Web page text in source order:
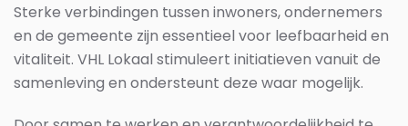
Sterke verbindingen tussen inwoners, ondernemers
en de gemeente zijn essentieel voor leefbaarheid en
vitaliteit. VHL Lokaal stimuleert initiatieven vanuit de
samenleving en ondersteunt deze waar mogelijk.